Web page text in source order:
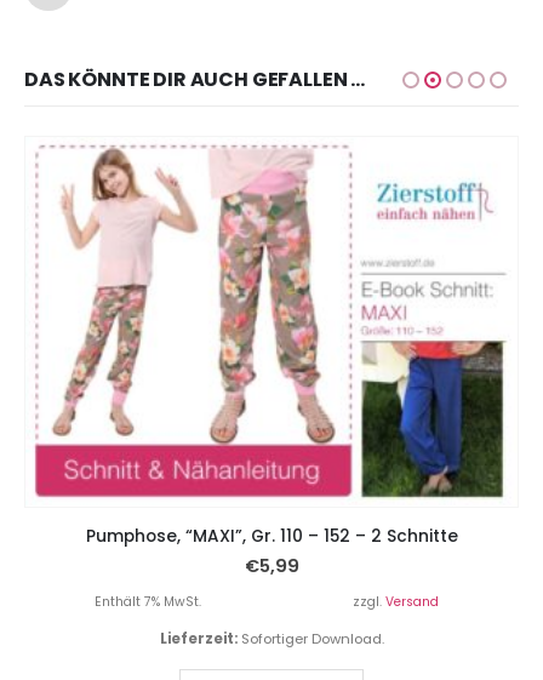
DAS KÖNNTE DIR AUCH GEFALLEN …
Pumphose, “MAXI”, Gr. 110 – 152 – 2 Schnitte
€5,99
Enthält 7% MwSt. zzgl. Versand
Lieferzeit:Sofortiger Download.